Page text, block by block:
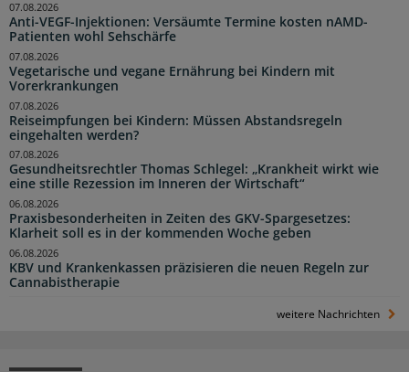
Anti-VEGF-Injektionen: Versäumte Termine kosten nAMD-
Patienten wohl Sehschärfe
07.08.2026
Vegetarische und vegane Ernährung bei Kindern mit
Vorerkrankungen
07.08.2026
Reiseimpfungen bei Kindern: Müssen Abstandsregeln
eingehalten werden?
07.08.2026
Gesundheitsrechtler Thomas Schlegel: „Krankheit wirkt wie
eine stille Rezession im Inneren der Wirtschaft“
07.08.2026
Praxisbesonderheiten in Zeiten des GKV-Spargesetzes:
Klarheit soll es in der kommenden Woche geben
06.08.2026
KBV und Krankenkassen präzisieren die neuen Regeln zur
Cannabistherapie
06.08.2026
weitere Nachrichten